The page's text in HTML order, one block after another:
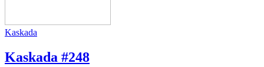
Kaskada
Kaskada #248